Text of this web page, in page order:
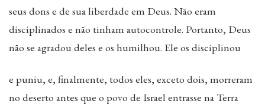
seus dons e de sua liberdade em Deus. Não eram
disciplinados e não tinham autocontrole. Portanto, Deus
não se agradou deles e os humilhou. Ele os disciplinou
e puniu, e, finalmente, todos eles, exceto dois, morreram
no deserto antes que o povo de Israel entrasse na Terra